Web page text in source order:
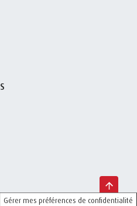
Gérer mes préférences de confidentialité